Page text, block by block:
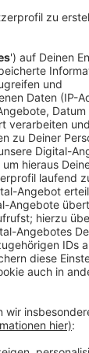
Zentrum gibt
So gibt
werden
die Kinder
gedauert.
15:19